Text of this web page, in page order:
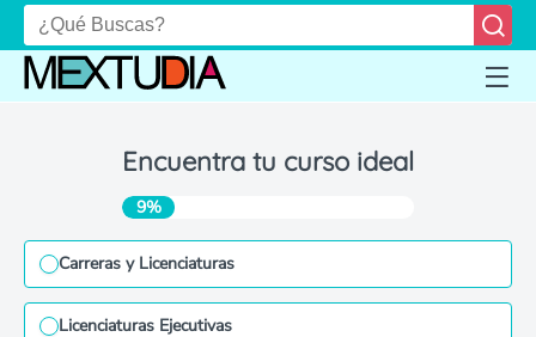
Encuentra tu curso ideal
9%
Carreras y Licenciaturas
Licenciaturas Ejecutivas